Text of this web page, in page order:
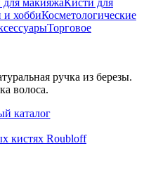
и хоббиКосметологические
Торговое
ручка из березы.
волоса.
каталог
кистях Roubloff